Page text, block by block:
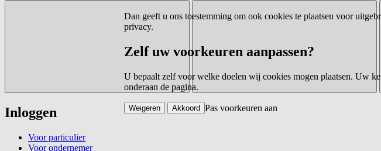
Inloggen
Voor particulier
Voor ondernemer
Dan geeft u ons toestemming om ook cookies te plaatsen voor
privacy.
Zelf uw voorkeuren aanpassen?
U bepaalt zelf voor welke doelen wij cookies mogen plaatsen. Uw
onderaan de pagina.
Pas voorkeuren aan
Weigeren Akkoord